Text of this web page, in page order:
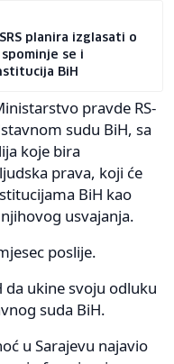
planira izglasati o
se i
BiH
pravde RS-
sudu BiH, sa
koje bira
prava, koji će
BiH kao
usvajanja.
poslije.
da ukine svoju odluku
suda BiH.
u Sarajevu najavio